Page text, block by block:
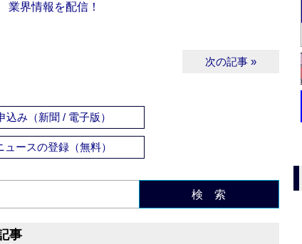
界情報を配信！
次の記事 »
込み（新聞 / 電子版）
ュースの登録（無料）
検 索
事